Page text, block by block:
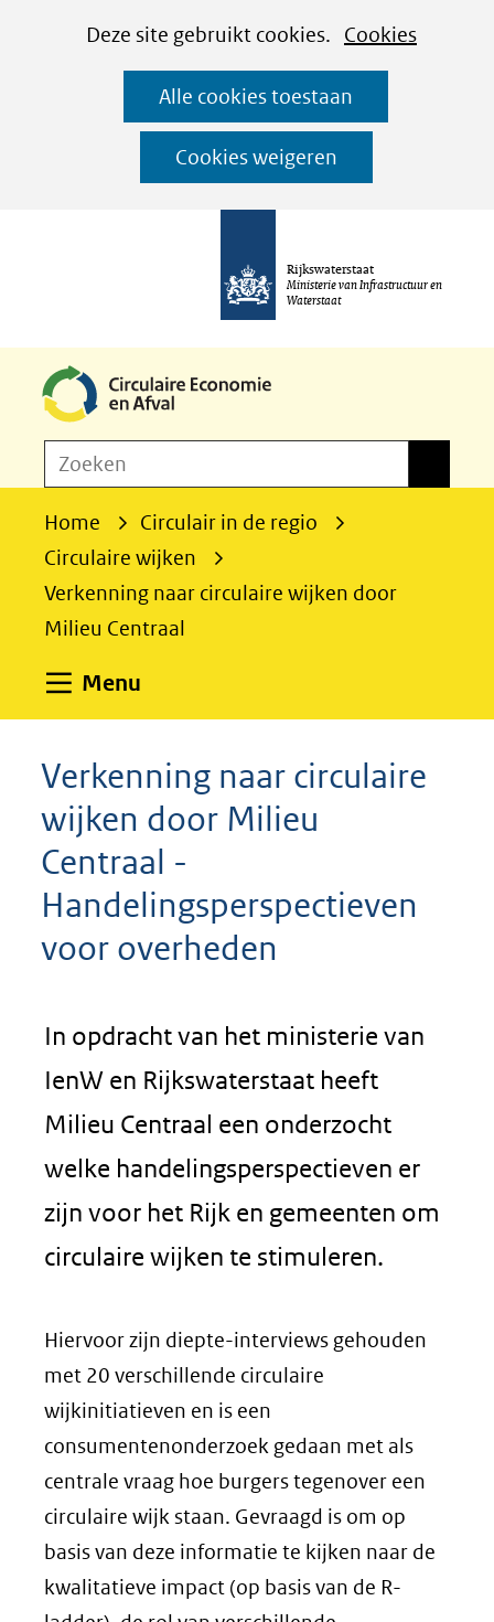
CookiesDeze site gebruikt cookies. Cookies
worden
toegestaan
geweigerd.
Alle cookies toestaan
Cookies weigeren
Ga
naar
de
inhoud
Rijkswaterstaat
Ministerie van Infrastructuur en
Waterstaat
o
Zoeken
Home
Circulair in de regio
Circulaire wijken
Verkenning naar circulaire wijken door
Milieu Centraal
Menu
Verkenning naar circulaire
wijken door Milieu
Centraal -
Handelingsperspectieven
voor overheden
In opdracht van het ministerie van
IenW en Rijkswaterstaat heeft
Milieu Centraal een onderzocht
welke handelingsperspectieven er
zijn voor het Rijk en gemeenten om
circulaire wijken te stimuleren.
Hiervoor zijn diepte-interviews gehouden
met 20 verschillende circulaire
wijkinitiatieven en is een
consumentenonderzoek gedaan met als
centrale vraag hoe burgers tegenover een
circulaire wijk staan. Gevraagd is om op
basis van deze informatie te kijken naar de
kwalitatieve impact (op basis van de R-